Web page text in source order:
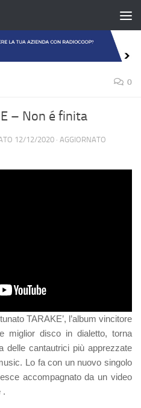
0
– Non é finita
12/12/2020 · AGGIORNATO
TARAKE’, l’album vincitore
miglior disco in dialetto, torna
delle cantautrici più apprezzate
Lo fa con un nuovo singolo
accompagnato da un video
.